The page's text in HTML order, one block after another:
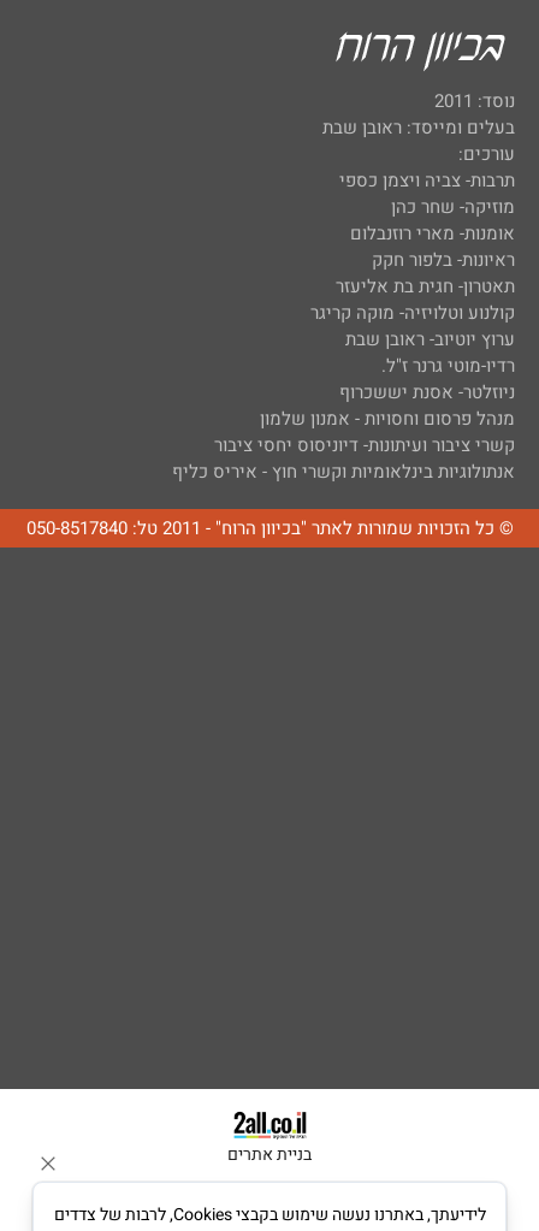
נוסד: 2011
בעלים ומייסד: ראובן שבת
עורכים:
תרבות- צביה ויצמן כספי
מוזיקה- שחר כהן
אומנות- מארי רוזנבלום
ראיונות- בלפור חקק
תאטרון- חגית בת אליעזר
קולנוע וטלויזיה- מוקה קריגר
ערוץ יוטיוב- ראובן שבת
רדיו-מוטי גרנר ז"ל.
ניוזלטר- אסנת יששכרוף
מנהל פרסום וחסויות - אמנון שלמון
קשרי ציבור ועיתונות- דיוניסוס יחסי ציבור
אנתולוגיות בינלאומיות וקשרי חוץ - איריס כליף
© כל הזכויות שמורות לאתר "בכיוון הרוח" - 2011 טל: 050-8517840
בניית אתרים
לידיעתך, באתרנו נעשה שימוש בקבצי Cookies, לרבות של צדדים